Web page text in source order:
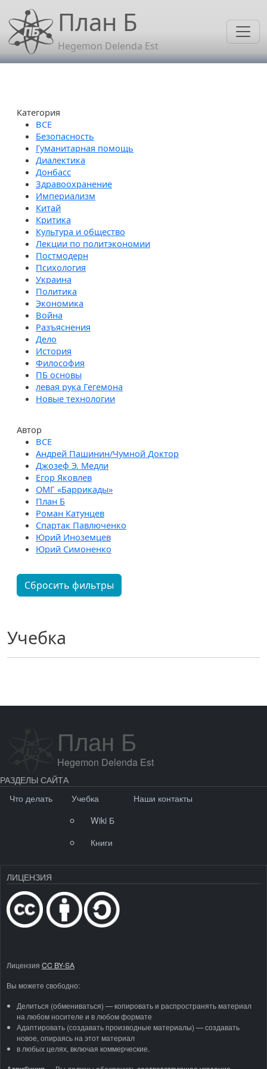
Перейти к основному содержанию
План Б
Hegemon Delenda Est
Учебка
Категория
Безопасность
Гуманитарная помощь
Диалектика
Донбасс
Здравоохранение
Империализм
Китай
Критика
Культура и общество
Лекции по политэкономии
Постмодерн
Психология
Украина
Политика
Экономика
Война
Разъяснения
Дело
История
Философия
ПБ основы
левая рука Гегемона
Новые технологии
Автор
Андрей Пашинин/Чумной Доктор
Джозеф Э. Медли
Егор Яковлев
ОМГ «Баррикады»
План Б
Роман Катунцев
Спартак Павлюченко
Юрий Иноземцев
Юрий Симоненко
Сбросить фильтры
План Б
Hegemon Delenda Est
РАЗДЕЛЫ САЙТА
Что делать
Учебка
Wiki Б
Книги
Наши контакты
ЛИЦЕНЗИЯ
Лицензия CC BY-SA
Вы можете свободно:
Делиться (обмениваться) — копировать и распространять материал
на любом носителе и в любом формате
Адаптировать (создавать производные материалы) — создавать
новое, опираясь на этот материал
в любых целях, включая коммерческие.